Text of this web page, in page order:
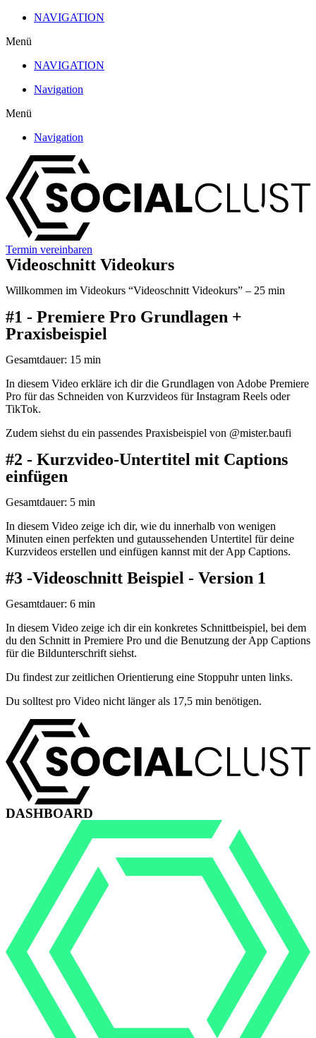
Zum
wechseln
NAVIGATION
Menü
NAVIGATION
Navigation
Menü
Navigation
Termin vereinbaren
Videoschnitt Videokurs
Willkommen im Videokurs “Videoschnitt Videokurs” – 25 min
Video abspielen
#1 - Premiere Pro Grundlagen +
Praxisbeispiel
Gesamtdauer: 15 min
In diesem Video erkläre ich dir die Grundlagen von Adobe Premiere
Pro für das Schneiden von Kurzvideos für Instagram Reels oder
TikTok.
Zudem siehst du ein passendes Praxisbeispiel von @mister.baufi
Video abspielen
#2 - Kurzvideo-Untertitel mit Captions
einfügen
Gesamtdauer: 5 min
In diesem Video zeige ich dir, wie du innerhalb von wenigen
Minuten einen perfekten und gutaussehenden Untertitel für deine
Kurzvideos erstellen und einfügen kannst mit der App Captions.
Video abspielen
#3 -Videoschnitt Beispiel - Version 1
Gesamtdauer: 6 min
In diesem Video zeige ich dir ein konkretes Schnittbeispiel, bei dem
du den Schnitt in Premiere Pro und die Benutzung der App Captions
für die Bildunterschrift siehst.
Du findest zur zeitlichen Orientierung eine Stoppuhr unten links.
Du solltest pro Video nicht länger als 17,5 min benötigen.
DASHBOARD